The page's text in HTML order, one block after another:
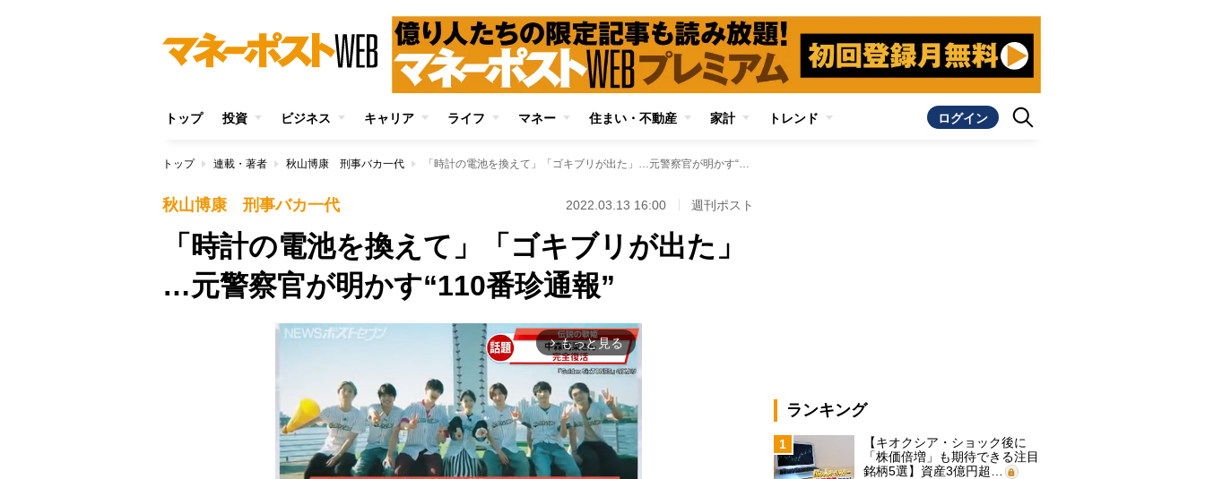
トップ 投資 ビジネス キャリア ライフ マネー 住まい・不動産 家計 トレンド ログイン
トップ 連載・著者 秋山博康 刑事バカ一代 「時計の電池を換えて」「ゴキブリが出た」…元警察官が明かす“110番珍通報”
秋山博康 刑事バカ一代 2022.03.13 16:00 週刊ポスト
「時計の電池を換えて」「ゴキブリが出た」
…元警察官が明かす“110番珍通報”
arrow_forward_ios もっと見る
ランキング
1
【キオクシア・ショック後に
「株価倍増」も期待できる注目
銘柄5選】資産3億円超…